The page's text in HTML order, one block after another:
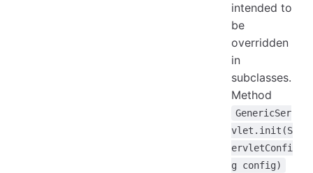
intended to
be
overridden
in
subclasses.
Method
GenericSer
vlet.init(S
ervletConfi
g config)